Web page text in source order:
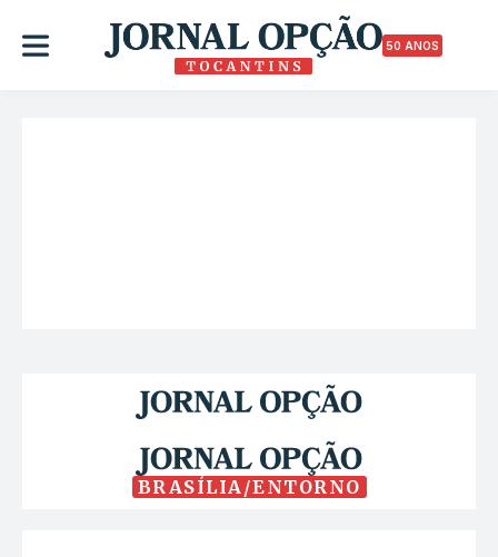
50 ANOS
BRASÍLIA/ENTORNO